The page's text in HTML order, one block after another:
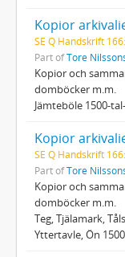
Kopior
SE Q Handskrift
Part ofTore
Kopior och
domböcker m.m.
Jämteböle 1500-
Kopior
SE Q Handskrift
Part ofTore
Kopior och
domböcker m.m.
Teg, Tjälamark,
Yttertavle, Ön